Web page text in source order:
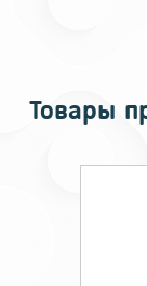
Товары